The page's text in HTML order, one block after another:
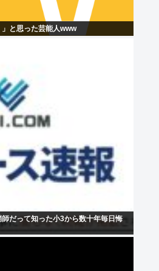
と思った芸能人www
だって知った小3から数十年毎日悔